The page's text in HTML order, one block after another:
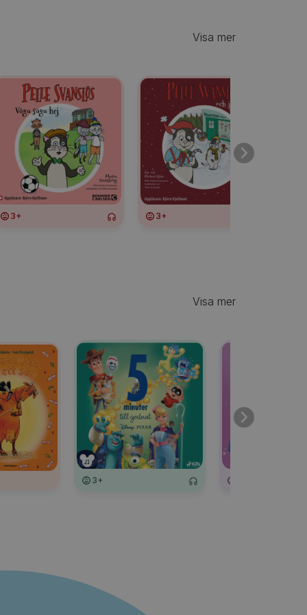
Visa mer
3+ 3+
Visa mer
3+